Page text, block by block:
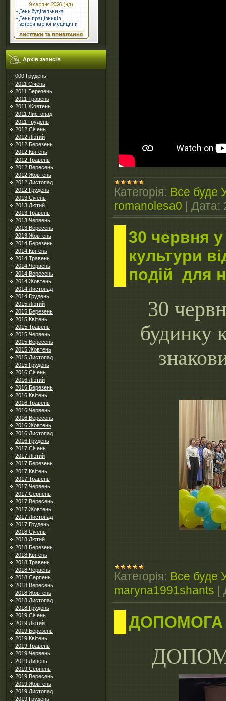
Архів записів
000 Грудень
2011 Січень
2011 Березень
2011 Травень
2011 Жовтень
2011 Листопад
2011 Грудень
2012 Січень
2012 Лютий
2012 Березень
2012 Квітень
2012 Травень
2012 Вересень
2012 Жовтень
2012 Листопад
2012 Грудень
2013 Січень
2013 Лютий
2013 Травень
2013 Червень
2013 Вересень
2013 Жовтень
2014 Березень
2014 Квітень
2014 Травень
2014 Червень
2014 Вересень
2014 Жовтень
2014 Листопад
2014 Грудень
2015 Лютий
2015 Березень
2015 Квітень
2015 Травень
2015 Червень
2015 Вересень
2015 Жовтень
2015 Листопад
2015 Грудень
2016 Січень
2016 Лютий
2016 Березень
2016 Квітень
2016 Травень
2016 Червень
2016 Вересень
2016 Жовтень
2016 Листопад
2016 Грудень
2017 Січень
2017 Лютий
2017 Березень
2017 Квітень
2017 Травень
2017 Червень
2017 Серпень
2017 Вересень
2017 Жовтень
2017 Листопад
2017 Грудень
2018 Січень
2018 Лютий
2018 Березень
2018 Квітень
2018 Травень
2018 Червень
2018 Серпень
2018 Вересень
2018 Жовтень
2018 Листопад
2018 Грудень
2019 Січень
2019 Лютий
2019 Березень
2019 Квітень
2019 Травень
2019 Червень
2019 Липень
2019 Серпень
2019 Вересень
2019 Жовтень
2019 Листопад
2019 Грудень
Категорія: Все буде
romanolesa0 | Дата:
30 червня
культури
подій для
30
будинку
Категорія: Все буде
maryna1991shants